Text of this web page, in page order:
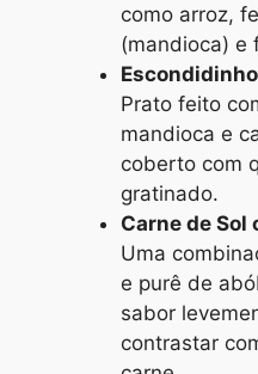
como arroz,
(mandioca) e
Prato feito
mandioca e
coberto com
gratinado.
Carne de Sol
Uma
e purê de
sabor
contrastar